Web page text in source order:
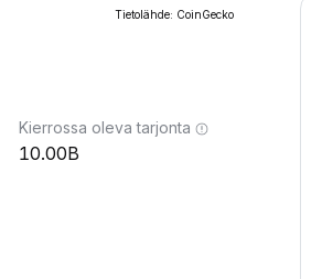
Tietolähde: CoinGecko
Kierrossa oleva tarjonta
10.00B